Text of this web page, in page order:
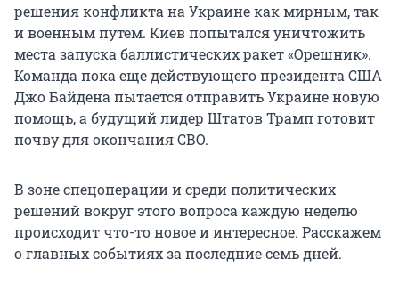
решения конфликта на Украине как мирным, так
и военным путем. Киев попытался уничтожить
места запуска баллистических ракет «Орешник».
Команда пока еще действующего президента США
Джо Байдена пытается отправить Украине новую
помощь, а будущий лидер Штатов Трамп готовит
почву для окончания СВО.
В зоне спецоперации и среди политических
решений вокруг этого вопроса каждую неделю
происходит что-то новое и интересное. Расскажем
о главных событиях за последние семь дней.